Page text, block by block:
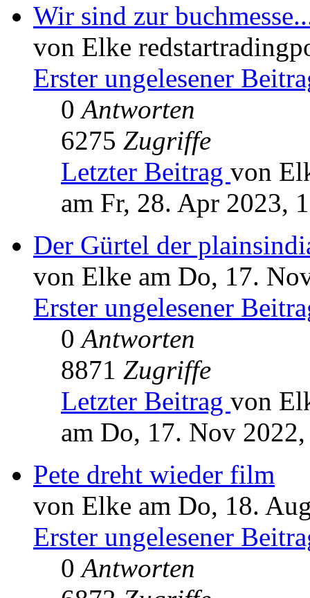
Wir sind zur
von Elke
Erster ungelesener
0Antworten
6275 Zugriffe
Letzter Beitrag von
am Fr, 28. Apr 2023,
Der Gürtel der
von Elke am Do, 17.
Erster ungelesener
0Antworten
8871 Zugriffe
Letzter Beitrag von
am Do, 17. Nov
Pete dreht wieder film
von Elke am Do, 18.
Erster ungelesener
0Antworten